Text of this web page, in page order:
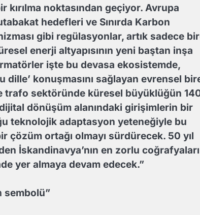
kırılma noktasından geçiyor. Avrupa
hedefleri ve Sınırda Karbon
gibi regülasyonlar, artık sadece
enerji altyapısının yeni baştan inşa
işte bu devasa ekosistemde,
konuşmasını sağlayan evrensel
trafo sektöründe küresel büyüklüğün
dönüşüm alanındaki girişimlerin bir
teknolojik adaptasyon yeteneğiyle bu
ortağı olmayı sürdürecek. 50 yıl
İskandinavya’nın en zorlu
yer almaya devam edecek.”
sembolü”